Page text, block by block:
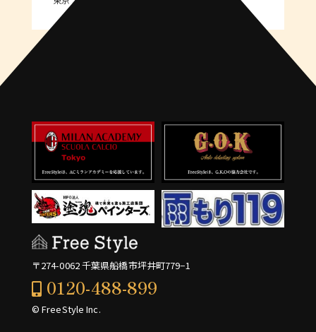
〒274-0062 千葉県船橋市坪井町779−1
0120-488-899
© FreeStyle Inc.